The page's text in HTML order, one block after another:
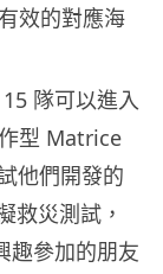
效的對應海
隊可以進入
型 Matrice
他們開發的
救災測試，
趣參加的朋友